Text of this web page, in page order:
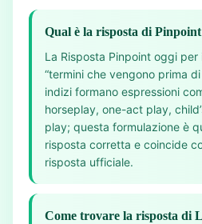
Qual è la risposta di
La Risposta Pinpoint oggi
“termini che vengono prima di
indizi formano espressioni
horseplay, one-act play,
play; questa formulazione è
risposta corretta e coincide
risposta ufficiale.
Come trovare la risposta di